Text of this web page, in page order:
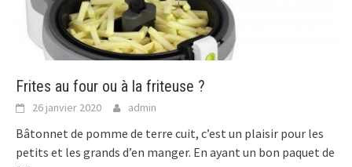
Frites au four ou à la friteuse ?
26 janvier 2020 admin
Bâtonnet de pomme de terre cuit, c’est un plaisir pour les
petits et les grands d’en manger. En ayant un bon paquet de